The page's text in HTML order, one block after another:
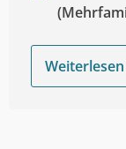
Weiterlesen